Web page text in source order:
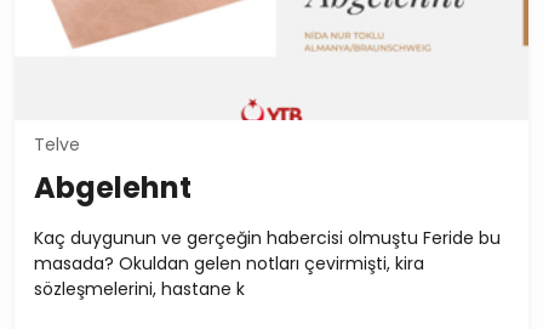
Telve
Abgelehnt
Kaç duygunun ve gerçeğin habercisi olmuştu Feride bu
masada? Okuldan gelen notları çevirmişti, kira
sözleşmelerini, hastane k